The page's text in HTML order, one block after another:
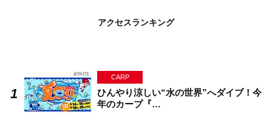
アクセスランキング
CARP
ひんやり涼しい“水の世界”へダイブ！今
年のカープ『…